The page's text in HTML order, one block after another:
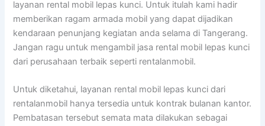
layanan rental mobil lepas kunci. Untuk itulah kami hadir
memberikan ragam armada mobil yang dapat dijadikan
kendaraan penunjang kegiatan anda selama di Tangerang.
Jangan ragu untuk mengambil jasa rental mobil lepas kunci
dari perusahaan terbaik seperti rentalanmobil.
Untuk diketahui, layanan rental mobil lepas kunci dari
rentalanmobil hanya tersedia untuk kontrak bulanan kantor.
Pembatasan tersebut semata mata dilakukan sebagai